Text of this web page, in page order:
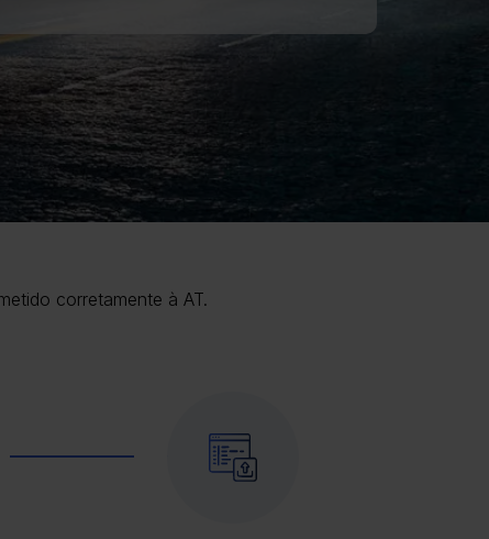
corretamente à AT.